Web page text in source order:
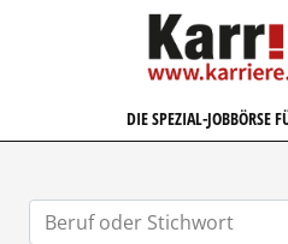
DIE SPEZIAL-JOBBÖRSE